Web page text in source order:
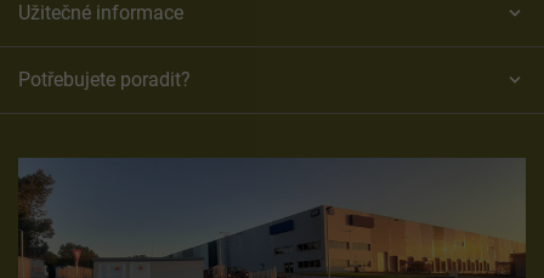
Užitečné informace
Potřebujete poradit?